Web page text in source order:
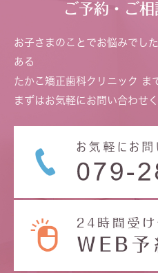
ご予約・ご
お子さまのことでお悩みでし
ある
たかこ矯正歯科クリニック ま
まずはお気軽にお問い合わせく